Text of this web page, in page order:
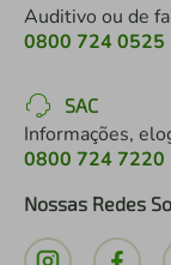
Auditivo ou de
0800 724 0525
SAC
Informações,
0800 724 7220
Nossas Redes